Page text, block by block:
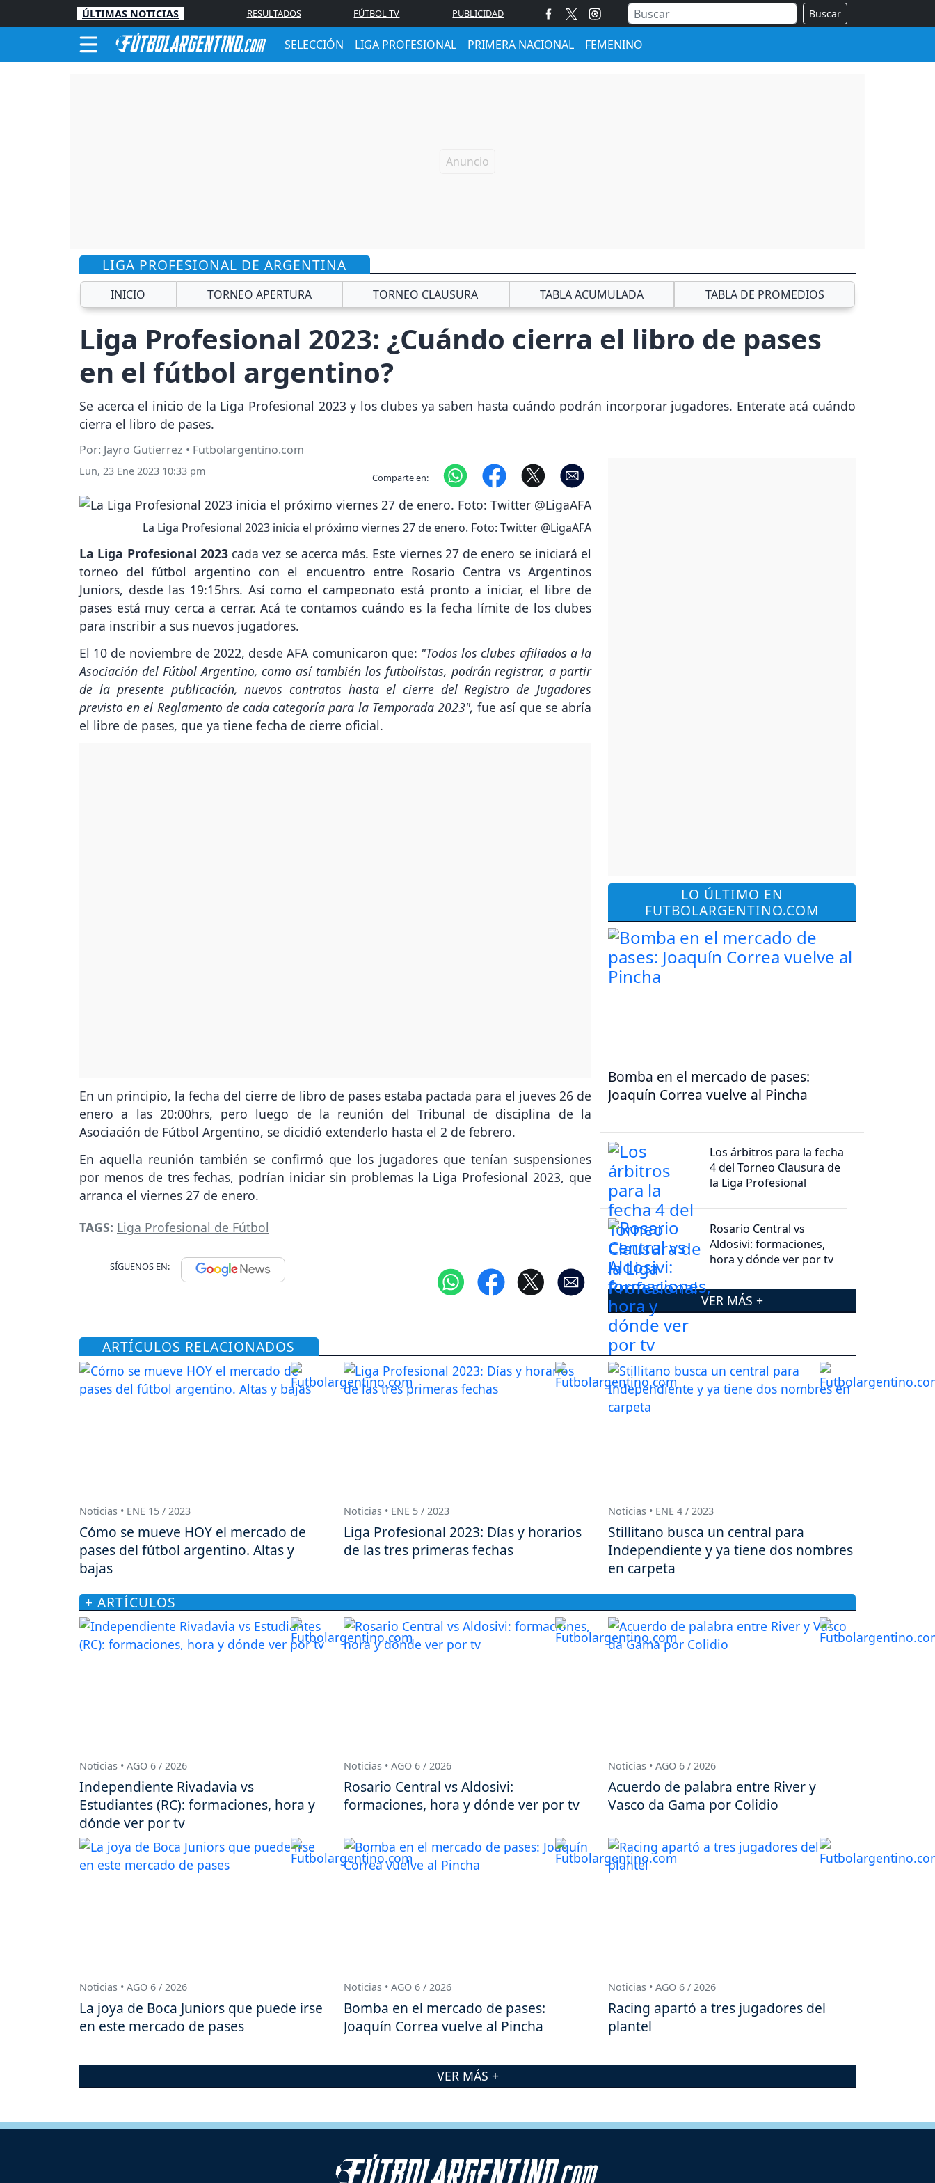
ÚLTIMAS NOTICIAS RESULTADOS FÚTBOL TV PUBLICIDAD Buscar
SELECCIÓN LIGA PROFESIONAL PRIMERA NACIONAL FEMENINO
LIGA PROFESIONAL DE ARGENTINA
INICIO TORNEO APERTURA TORNEO CLAUSURA TABLA ACUMULADA TABLA DE PROMEDIOS
Liga Profesional 2023: ¿Cuándo cierra el libro de pases
en el fútbol argentino?
Se acerca el inicio de la Liga Profesional 2023 y los clubes ya saben hasta cuándo podrán incorporar jugadores. Enterate acá cuándo
cierra el libro de pases.
Por: Jayro Gutierrez • Futbolargentino.com
Lun, 23 Ene 2023 10:33 pm Comparte en:
La Liga Profesional 2023 inicia el próximo viernes 27 de enero. Foto: Twitter @LigaAFA
La Liga Profesional 2023cada vez se acerca más. Este viernes 27 de enero se iniciará el
torneo del fútbol argentino con el encuentro entre Rosario Centra vs Argentinos
Juniors, desde las 19:15hrs. Así como el campeonato está pronto a iniciar, el libre de
pases está muy cerca a cerrar. Acá te contamos cuándo es la fecha límite de los clubes
para inscribir a sus nuevos jugadores.
El 10 de noviembre de 2022, desde AFA comunicaron que: "Todos los clubes afiliados a la
Asociación del Fútbol Argentino, como así también los futbolistas, podrán registrar, a partir
de la presente publicación, nuevos contratos hasta el cierre del Registro de Jugadores
previsto en el Reglamento de cada categoría para la Temporada 2023",fue así que se abría
el libre de pases, que ya tiene fecha de cierre oficial.
En un principio, la fecha del cierre de libro de pases estaba pactada para el jueves 26 de
enero a las 20:00hrs, pero luego de la reunión del Tribunal de disciplina de la
Asociación de Fútbol Argentino, se dicidió extenderlo hasta el 2 de febrero.
En aquella reunión también se confirmó que los jugadores que tenían suspensiones
por menos de tres fechas, podrían iniciar sin problemas la Liga Profesional 2023, que
arranca el viernes 27 de enero.
TAGS: Liga Profesional de Fútbol
SÍGUENOS EN:
LO ÚLTIMO EN
FUTBOLARGENTINO.COM
Bomba en el mercado de pases:
Joaquín Correa vuelve al Pincha
Los árbitros para la fecha
4 del Torneo Clausura de
la Liga Profesional
Rosario Central vs
Aldosivi: formaciones,
hora y dónde ver por tv
VER MÁS +
ARTÍCULOS RELACIONADOS
Noticias • ENE 15 / 2023
Cómo se mueve HOY el mercado de
pases del fútbol argentino. Altas y
bajas
Noticias • ENE 5 / 2023
Liga Profesional 2023: Días y horarios
de las tres primeras fechas
Noticias • ENE 4 / 2023
Stillitano busca un central para
Independiente y ya tiene dos nombres
en carpeta
+ ARTÍCULOS
Noticias • AGO 6 / 2026
Independiente Rivadavia vs
Estudiantes (RC): formaciones, hora y
dónde ver por tv
Noticias • AGO 6 / 2026
Rosario Central vs Aldosivi:
formaciones, hora y dónde ver por tv
Noticias • AGO 6 / 2026
Acuerdo de palabra entre River y
Vasco da Gama por Colidio
Noticias • AGO 6 / 2026
La joya de Boca Juniors que puede irse
en este mercado de pases
Noticias • AGO 6 / 2026
Bomba en el mercado de pases:
Joaquín Correa vuelve al Pincha
Noticias • AGO 6 / 2026
Racing apartó a tres jugadores del
plantel
VER MÁS +